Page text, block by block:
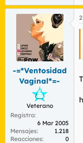
-=*Ventosidad
Vaginal*=-
Veterano
Registro
6 Mar 2005
Mensajes
1.218
Reacciones
0